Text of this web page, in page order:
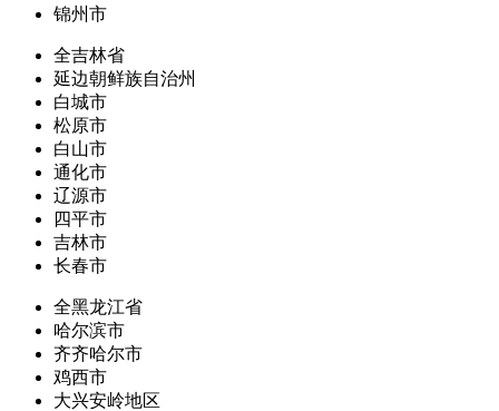
锦州市
全吉林省
延边朝鲜族自治州
白城市
松原市
白山市
通化市
辽源市
四平市
吉林市
长春市
全黑龙江省
哈尔滨市
齐齐哈尔市
鸡西市
大兴安岭地区